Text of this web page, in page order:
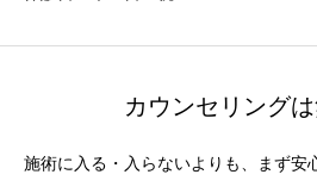
カウンセリング
施術に入る・入らないよりも、まず安